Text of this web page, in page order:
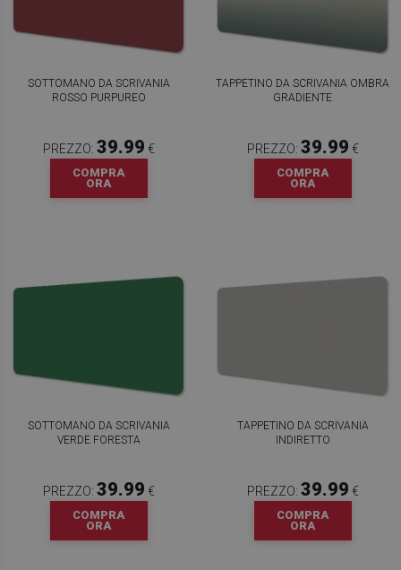
SOTTOMANO DA SCRIVANIA
ROSSO PURPUREO
PREZZO: 39.99 €
COMPRA
ORA
TAPPETINO DA SCRIVANIA OMBRA
GRADIENTE
PREZZO: 39.99 €
COMPRA
ORA
SOTTOMANO DA SCRIVANIA
VERDE FORESTA
PREZZO: 39.99 €
COMPRA
ORA
TAPPETINO DA SCRIVANIA
INDIRETTO
PREZZO: 39.99 €
COMPRA
ORA